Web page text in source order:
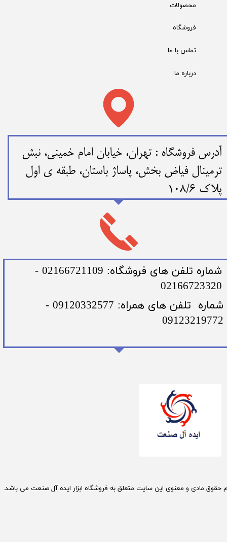
حقوق مادی و معنوی این سایت متعلق به فروشگاه ابزار ایده آل صنعت می باشد.
محصولات
فروشگاه
تماس با ما
درباره ما
​​آدرس فروشگاه : تهران، خیابان امام خمینی، نبش
ترمینال فیاض بخش، پاساژ باستان، طبقه ی اول
پلاک 108/6
​شماره تلفن های فروشگاه: 02166721109 -
02166723320
​شماره تلفن های همراه: 09120332577 -
09123219772